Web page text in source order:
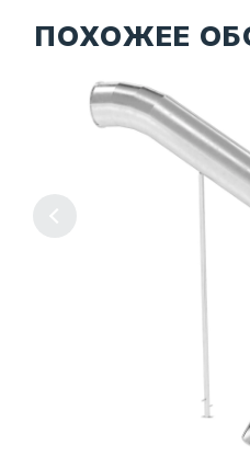
ПОХОЖЕЕ